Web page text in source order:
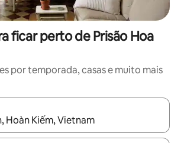
ficar perto de Prisão Hoa
por temporada, casas e muito mais
estiverem disponíveis, explore-os